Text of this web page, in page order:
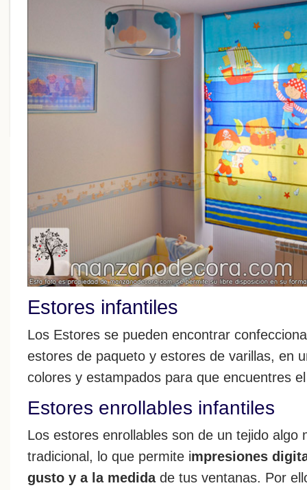
Estores infantiles
Los Estores se pueden encontrar
estores de paqueto y estores de varillas, en
colores y estampados para que encuentres
Estores enrollables infantiles
Los estores enrollables son de un tejido algo
tradicional, lo que permite impresiones
gusto y a la medidade tus ventanas. Por